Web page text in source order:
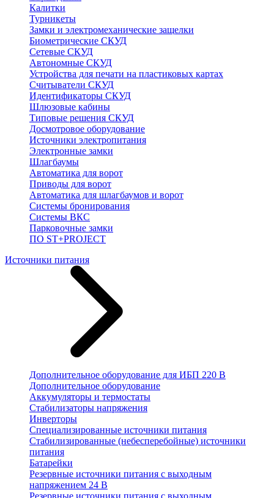
Калитки
Турникеты
Замки и электромеханические защелки
Биометрические СКУД
Сетевые СКУД
Автономные СКУД
Устройства для печати на пластиковых картах
Считыватели СКУД
Идентификаторы СКУД
Шлюзовые кабины
Типовые решения СКУД
Досмотровое оборудование
Источники электропитания
Электронные замки
Шлагбаумы
Автоматика для ворот
Приводы для ворот
Автоматика для шлагбаумов и ворот
Системы бронирования
Системы ВКС
Парковочные замки
ПО ST+PROJECT
Источники питания
Дополнительное оборудование для ИБП 220 В
Дополнительное оборудование
Аккумуляторы и термостаты
Стабилизаторы напряжения
Инверторы
Специализированные источники питания
Стабилизированные (небесперебойные) источники
питания
Батарейки
Резервные источники питания с выходным
напряжением 24 В
Резервные источники питания с выходным